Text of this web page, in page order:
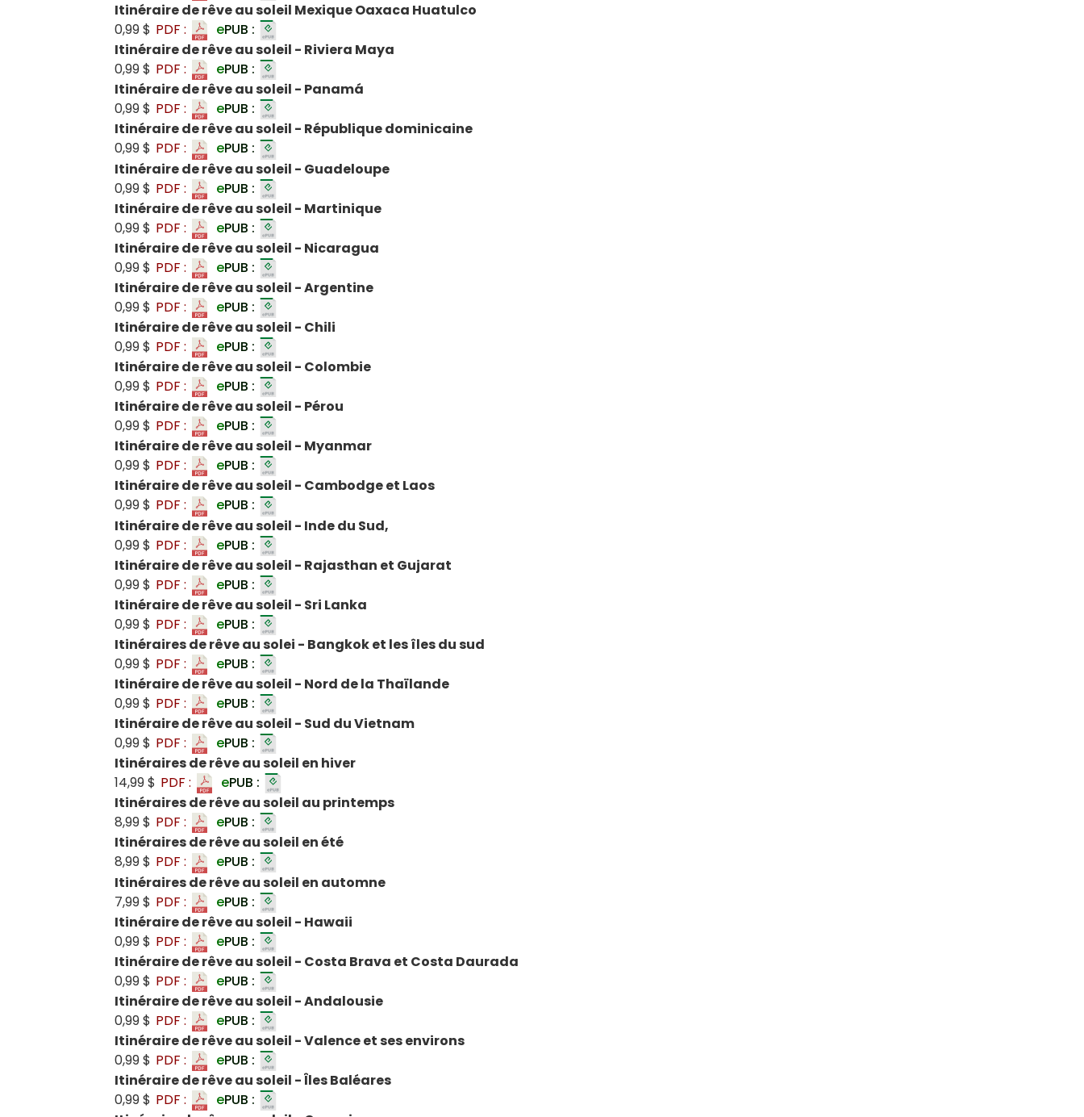
Itinéraire de rêve au soleil Mexique Oaxaca Huatulco
0,99 $ PDF : ePUB :
Itinéraire de rêve au soleil - Riviera Maya
0,99 $ PDF : ePUB :
Itinéraire de rêve au soleil - Panamá
0,99 $ PDF : ePUB :
Itinéraire de rêve au soleil - République dominicaine
0,99 $ PDF : ePUB :
Itinéraire de rêve au soleil - Guadeloupe
0,99 $ PDF : ePUB :
Itinéraire de rêve au soleil - Martinique
0,99 $ PDF : ePUB :
Itinéraire de rêve au soleil - Nicaragua
0,99 $ PDF : ePUB :
Itinéraire de rêve au soleil - Argentine
0,99 $ PDF : ePUB :
Itinéraire de rêve au soleil - Chili
0,99 $ PDF : ePUB :
Itinéraire de rêve au soleil - Colombie
0,99 $ PDF : ePUB :
Itinéraire de rêve au soleil - Pérou
0,99 $ PDF : ePUB :
Itinéraire de rêve au soleil - Myanmar
0,99 $ PDF : ePUB :
Itinéraire de rêve au soleil - Cambodge et Laos
0,99 $ PDF : ePUB :
Itinéraire de rêve au soleil - Inde du Sud,
0,99 $ PDF : ePUB :
Itinéraire de rêve au soleil - Rajasthan et Gujarat
0,99 $ PDF : ePUB :
Itinéraire de rêve au soleil - Sri Lanka
0,99 $ PDF : ePUB :
Itinéraires de rêve au solei - Bangkok et les îles du sud
0,99 $ PDF : ePUB :
Itinéraire de rêve au soleil - Nord de la Thaïlande
0,99 $ PDF : ePUB :
Itinéraire de rêve au soleil - Sud du Vietnam
0,99 $ PDF : ePUB :
Itinéraires de rêve au soleil en hiver
14,99 $ PDF : ePUB :
Itinéraires de rêve au soleil au printemps
8,99 $ PDF : ePUB :
Itinéraires de rêve au soleil en été
8,99 $ PDF : ePUB :
Itinéraires de rêve au soleil en automne
7,99 $ PDF : ePUB :
Itinéraire de rêve au soleil - Hawaii
0,99 $ PDF : ePUB :
Itinéraire de rêve au soleil - Costa Brava et Costa Daurada
0,99 $ PDF : ePUB :
Itinéraire de rêve au soleil - Andalousie
0,99 $ PDF : ePUB :
Itinéraire de rêve au soleil - Valence et ses environs
0,99 $ PDF : ePUB :
Itinéraire de rêve au soleil - Îles Baléares
0,99 $ PDF : ePUB :